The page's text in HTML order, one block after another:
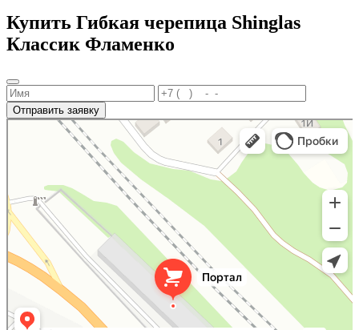
Купить Гибкая черепица Shinglas
Классик Фламенко
Отправить заявку
Кровля и кровельные материалы в Новороссийске
Фасады и фасадные системы в Новороссийске